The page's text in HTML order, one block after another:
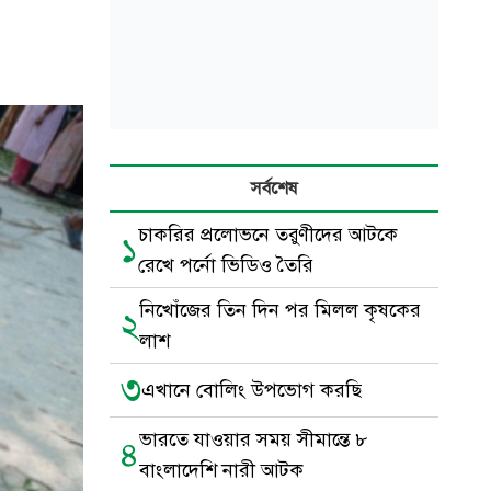
সর্বশেষ
১চাকরির প্রলোভনে তরুণীদের আটকে
রেখে পর্নো ভিডিও তৈরি
২নিখোঁজের তিন দিন পর মিলল কৃষকের
লাশ
৩এখানে বোলিং উপভোগ করছি
৪ভারতে যাওয়ার সময় সীমান্তে ৮
বাংলাদেশি নারী আটক